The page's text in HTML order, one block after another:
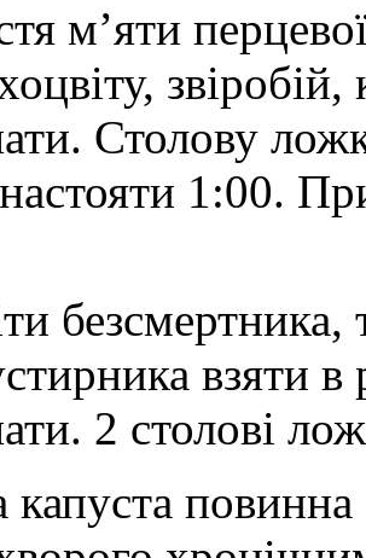
м’яти
Столову
1:00.
взяти
2 столові
повинна